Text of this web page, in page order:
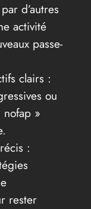
d’autres
activité
passe-
clairs :
ou
»
:
rester